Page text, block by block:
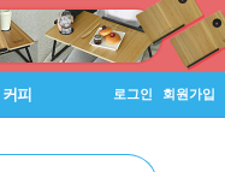
커피 로그인 회원가입